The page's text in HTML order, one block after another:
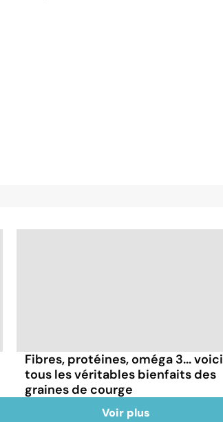
Fibres, protéines, oméga 3... voici
tous les véritables bienfaits des
graines de courge
Voir plus